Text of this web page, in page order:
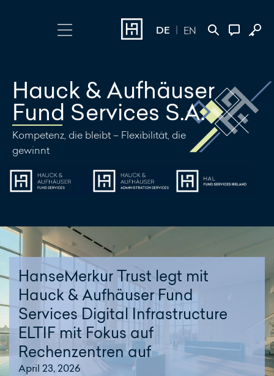
DE EN
+352 45 13 14
500
Nachricht
schreiben
Online Banking
Investment Portal
Hauck & Aufhäuser
Fund Services S.A.
Kompetenz, die bleibt – Flexibilität, die
gewinnt
HanseMerkur Trust legt mit
Hauck & Aufhäuser Fund
Services Digital Infrastructure
ELTIF mit Fokus auf
Rechenzentren auf
April 23, 2026